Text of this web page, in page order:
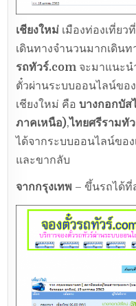
เชียงใหม่ เมืองท่องเที่ยว
เดินทางจำนวนมากเดิน
รถทัวร์.com จะมาแนะ
ตั๋วผ่านระบบออนไลน์ของ
เชียงใหม่ คือบางกอกบัส
ภาคเหนือ),ไทยศรีรามทั
ได้จากระบบออนไลน์ขอ
และขากลับ
จากกรุงเทพ – ขึ้นรถได้